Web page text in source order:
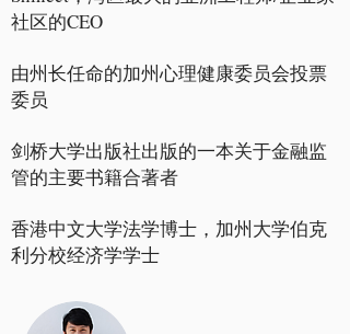
社区的CEO
由州长任命的加州心理健康委员会投票
委员
剑桥大学出版社出版的一本关于金融监
管的主要书籍合著者
香港中文大学法学博士，加州大学伯克
利分校经济学学士